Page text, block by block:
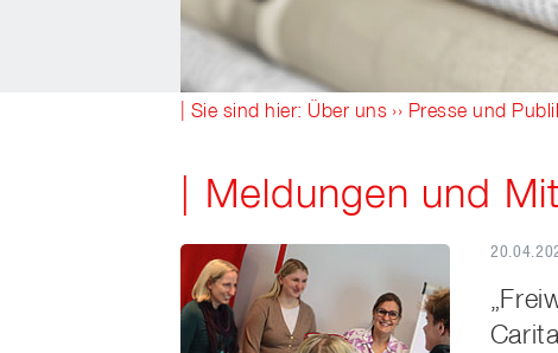
| Sie sind hier: Über uns ›› Presse und
Meldungen und